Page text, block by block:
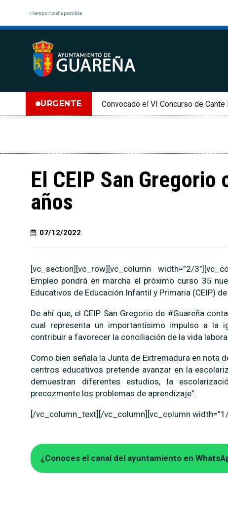
Tiempo no disponible
URGENTE Convocado el VI Concurso de
El CEIP San
años
07/12/2022
[vc_section][vc_row][vc_column width=”2/
Empleo pondrá en marcha el próximo curso 35
Educativos de Educación Infantil y Primaria (CEIP)
De ahí que, el CEIP San Gregorio de #Guareña
cual representa un importantísimo impulso a la
contribuir a favorecer la conciliación de la vida
Como bien señala la Junta de Extremadura en nota
centros educativos pretende avanzar en la
demuestran diferentes estudios, la
precozmente los problemas de aprendizaje”.
[/vc_column_text][/vc_column][vc_column
¿Conoces el canal del ayuntamiento en